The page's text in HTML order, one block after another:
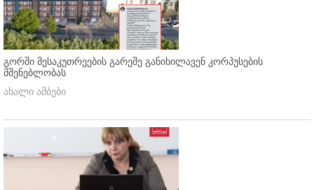
გორში მესაკუთრეების გარეშე განიხილავენ კორპუსების
მშენებლობას
ახალი ამბები